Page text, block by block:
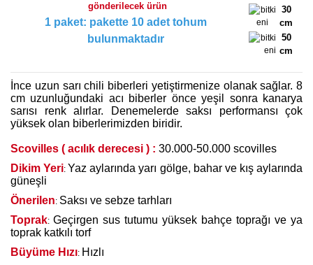
gönderilecek ürün
1 paket: pakette 10 adet tohum
bulunmaktadır
30
cm
50
cm
İnce uzun sarı chili biberleri yetiştirmenize olanak sağlar. 8
cm uzunluğundaki acı biberler önce yeşil sonra kanarya
sarısı renk alırlar. Denemelerde saksı performansı çok
yüksek olan biberlerimizden biridir.
Scovilles ( acılık derecesi ) : 30.000-50.000 scovilles
Dikim Yeri: Yaz aylarında yarı gölge, bahar ve kış aylarında
güneşli
Önerilen: Saksı ve sebze tarhları
Toprak: Geçirgen sus tutumu yüksek bahçe toprağı ve ya
toprak katkılı torf
Büyüme Hızı: Hızlı